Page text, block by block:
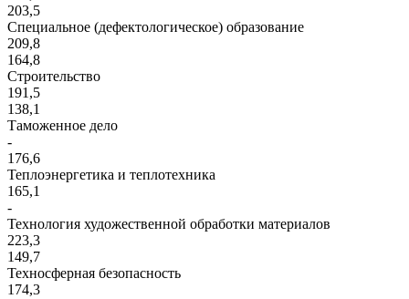
203,5
Специальное (дефектологическое) образование
209,8
164,8
Строительство
191,5
138,1
Таможенное дело
-
176,6
Теплоэнергетика и теплотехника
165,1
-
Технология художественной обработки материалов
223,3
149,7
Техносферная безопасность
174,3